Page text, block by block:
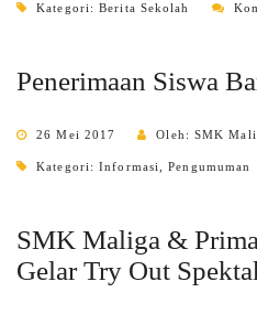
Kategori:Berita Sekolah
Penerimaan Siswa
26 Mei 2017 Oleh: SMK
Kategori:Informasi ,Pengumuman
SMK Maliga &
Gelar Try Out